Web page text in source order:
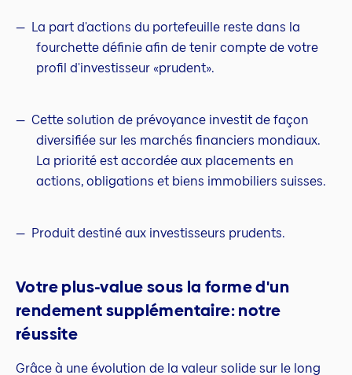
La part d'actions du portefeuille reste dans la
fourchette définie afin de tenir compte de votre
profil d'investisseur «prudent».
Cette solution de prévoyance investit de façon
diversifiée sur les marchés financiers mondiaux.
La priorité est accordée aux placements en
actions, obligations et biens immobiliers suisses.
Produit destiné aux investisseurs prudents.
Votre plus-value sous la forme d'un
rendement supplémentaire: notre
réussite
Grâce à une évolution de la valeur solide sur le long